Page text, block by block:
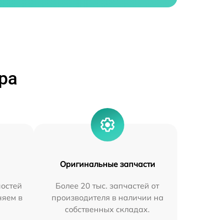
в
Оригинальные запчасти
Более 20 тыс. запчастей от
производителя в наличии на
собственных складах.